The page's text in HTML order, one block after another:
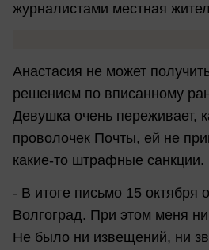
журналистами местная
Анастасия не может
решением по вписанному
Девушка очень переживает,
проволочек Почты, ей не
какие-то штрафные санкции.
- В итоге письмо 15 октября
Волгоград. При этом меня
Не было ни извещений, ни